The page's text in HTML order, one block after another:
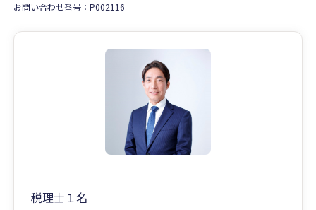
お問い合わせ番号：P002116
税理士１名